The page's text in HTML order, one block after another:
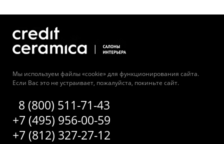
Мы используем файлы «cookie» для функционирования сайта.
Если Вас это не устраивает, пожалуйста, покиньте сайт.
8 (800) 511-71-43
+7 (495) 956-00-59
+7 (812) 327-27-12